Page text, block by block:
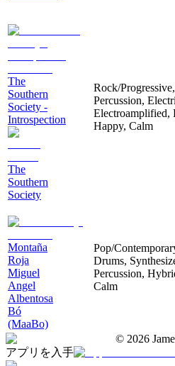
The
Southern
Society -
Introspection
The
Southern
Society
Rock/
Percussion,
Electroamplified,
Happy, Calm
Montaña
Roja
Miguel
Angel
Albentosa
Bó
(MaaBo)
Pop/
Drums,
Percussion,
Calm
© 2026
アプリを入手